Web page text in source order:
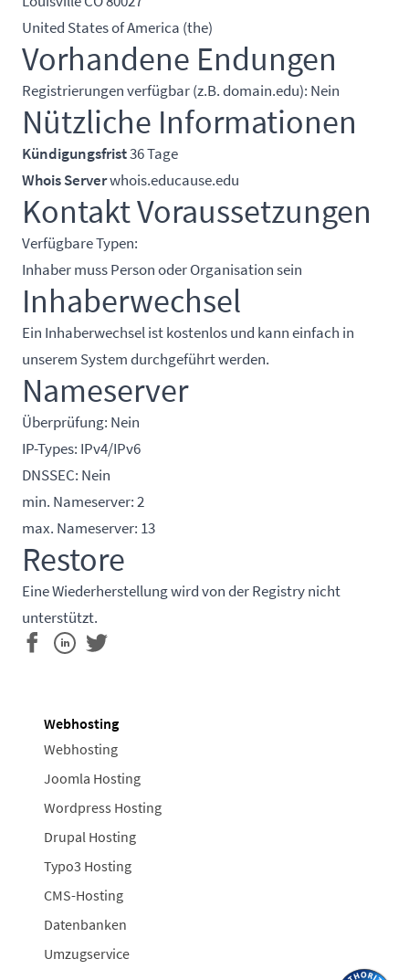
United States of America (the)
Vorhandene Endungen
Registrierungen verfügbar (z.B. domain.edu): Nein
Nützliche Informationen
Kündigungsfrist36 Tage
Whois Serverwhois.educause.edu
Kontakt Voraussetzungen
Verfügbare Typen:
Inhaber muss Person oder Organisation sein
Inhaberwechsel
Ein Inhaberwechsel ist kostenlos und kann einfach in
unserem System durchgeführt werden.
Nameserver
Überprüfung: Nein
IP-Types: IPv4/IPv6
DNSSEC: Nein
min. Nameserver: 2
max. Nameserver: 13
Restore
Eine Wiederherstellung wird von der Registry nicht
unterstützt.
Webhosting
Webhosting
Joomla Hosting
Wordpress Hosting
Drupal Hosting
Typo3 Hosting
CMS-Hosting
Datenbanken
Umzugservice